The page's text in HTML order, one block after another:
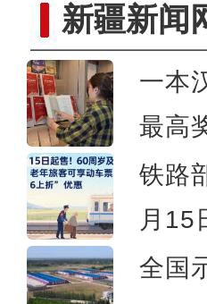
新疆新闻
一本
最高
铁路
月15
全国
大美边疆看我家